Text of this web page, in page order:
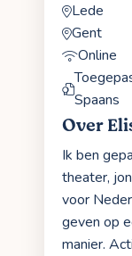
Lede
Gent
Online
Spaans
Over
Ik ben
theater,
voor
geven op
manier.